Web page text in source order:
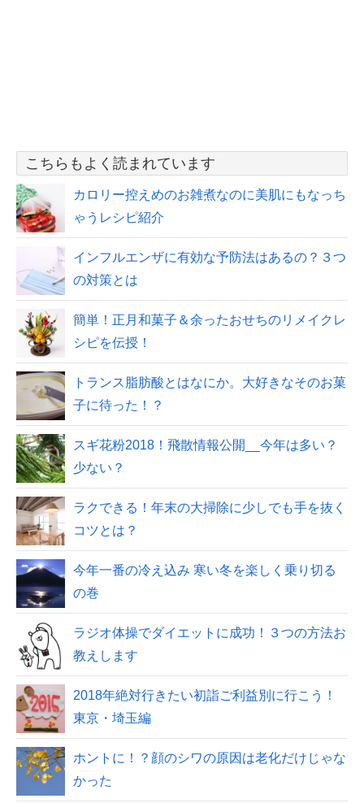
こちらもよく読まれています
カロリー控えめのお雑煮なのに美肌にもなっち
ゃうレシピ紹介
インフルエンザに有効な予防法はあるの？３つ
の対策とは
簡単！正月和菓子＆余ったおせちのリメイクレ
シピを伝授！
トランス脂肪酸とはなにか。大好きなそのお菓
子に待った！？
スギ花粉2018！飛散情報公開__今年は多い？
少ない？
ラクできる！年末の大掃除に少しでも手を抜く
コツとは？
今年一番の冷え込み 寒い冬を楽しく乗り切る
の巻
ラジオ体操でダイエットに成功！３つの方法お
教えします
2018年絶対行きたい初詣ご利益別に行こう！
東京・埼玉編
ホントに！？顔のシワの原因は老化だけじゃな
かった